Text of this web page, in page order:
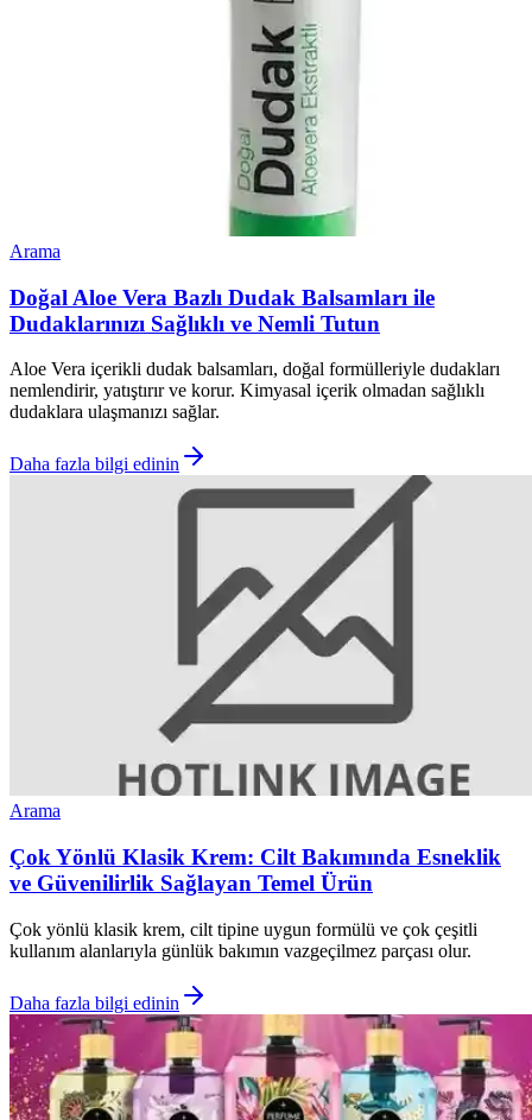
Arama
Doğal Aloe Vera Bazlı Dudak Balsamları ile
Dudaklarınızı Sağlıklı ve Nemli Tutun
Aloe Vera içerikli dudak balsamları, doğal formülleriyle dudakları
nemlendirir, yatıştırır ve korur. Kimyasal içerik olmadan sağlıklı
dudaklara ulaşmanızı sağlar.
Daha fazla bilgi edinin
Arama
Çok Yönlü Klasik Krem: Cilt Bakımında Esneklik
ve Güvenilirlik Sağlayan Temel Ürün
Çok yönlü klasik krem, cilt tipine uygun formülü ve çok çeşitli
kullanım alanlarıyla günlük bakımın vazgeçilmez parçası olur.
Daha fazla bilgi edinin